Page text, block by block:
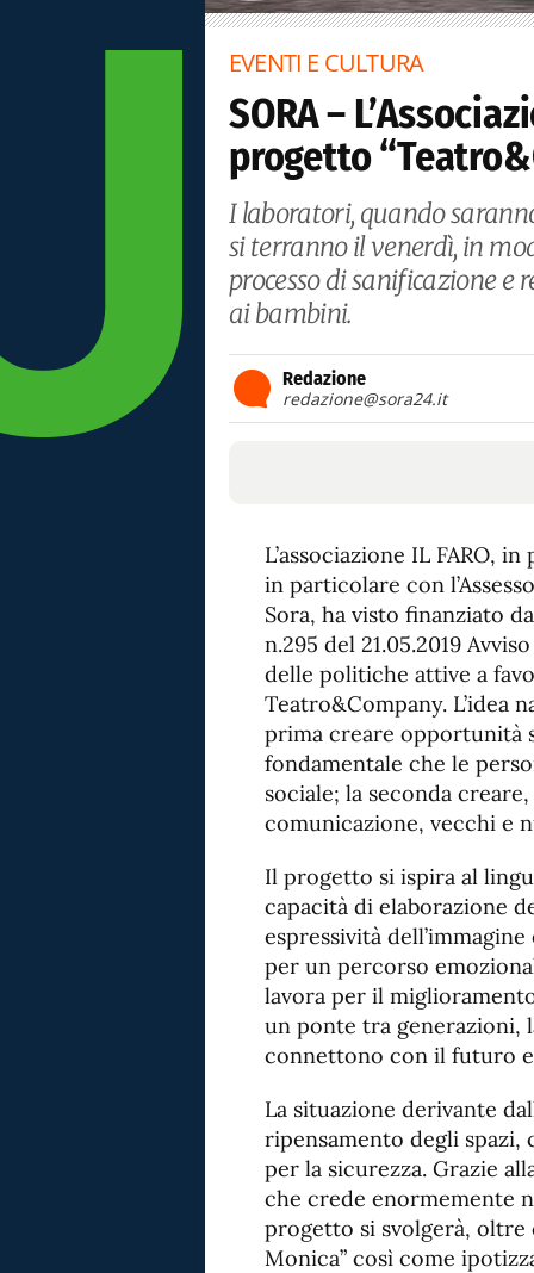
EVENTI E CULTURA
SORA –
progetto
I laboratori, quando
si terranno il venerdì, in
processo di sanificazione e
ai bambini.
Redazione
redazione@sora24.it
L’associazione IL FARO,
in particolare con
Sora, ha visto finanziato
n.295 del 21.05.2019
delle politiche attive a
Teatro&Company. L’idea
prima creare opportunità
fondamentale che le
sociale; la seconda
comunicazione, vecchi e
Il progetto si ispira al
capacità di elaborazione
espressività
per un percorso
lavora per il
un ponte tra generazioni,
connettono con il futuro
La situazione derivante
ripensamento degli spazi,
per la sicurezza. Grazie
che crede enormemente
progetto si svolgerà, oltre
Monica” così come